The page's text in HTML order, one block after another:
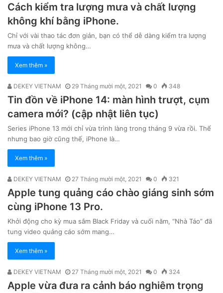
Cách kiểm tra lượng mưa và chất lượng
không khí bằng iPhone.
Chỉ với vài thao tác đơn giản, bạn có thể dễ dàng kiểm tra lượng
mưa và chất lượng không…
Xem thêm »
DEKEY VIETNAM 29 Tháng mười một, 2021 0 348
Tin đồn về iPhone 14: màn hình trượt, cụm
camera mới? (cập nhật liên tục)
Series iPhone 13 mới chỉ vừa trình làng trong tháng 9 vừa rồi. Thế
nhưng bao giờ cũng thế, iPhone là…
Xem thêm »
DEKEY VIETNAM 27 Tháng mười một, 2021 0 321
Apple tung quảng cáo chào giáng sinh sớm
cùng iPhone 13 Pro.
Khởi động cho kỳ mua sắm Black Friday và cuối năm, “Nhà Táo” đã
tung video quảng cáo sớm mang…
Xem thêm »
DEKEY VIETNAM 27 Tháng mười một, 2021 0 324
Apple vừa đưa ra cảnh báo nghiêm trọng